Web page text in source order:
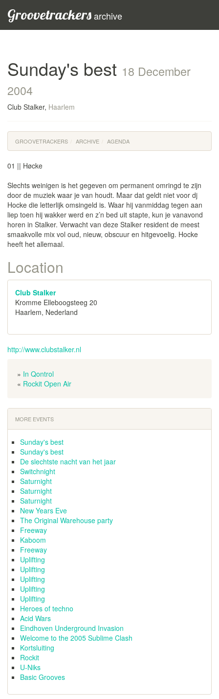
Groovetrackersarchive
Sunday's best 18 December
2004
Club Stalker, Haarlem
GROOVETRACKERS ARCHIVE AGENDA
01 || Høcke
Slechts weinigen is het gegeven om permanent omringd te zijn
door de muziek waar je van houdt. Maar dat geldt niet voor dj
Hocke die letterlijk omsingeld is. Waar hij vanmiddag tegen aan
liep toen hij wakker werd en z’n bed uit stapte, kun je vanavond
horen in Stalker. Verwacht van deze Stalker resident de meest
smaakvolle mix vol oud, nieuw, obscuur en hitgevoelig. Hocke
heeft het allemaal.
Location
Club Stalker
Kromme Elleboogsteeg 20
Haarlem, Nederland
http://www.clubstalker.nl
» In Qontrol
« Rockit Open Air
MORE EVENTS
Sunday's best
Sunday's best
De slechtste nacht van het jaar
Switchnight
Saturnight
Saturnight
Saturnight
New Years Eve
The Original Warehouse party
Freeway
Kaboom
Freeway
Uplifting
Uplifting
Uplifting
Uplifting
Uplifting
Heroes of techno
Acid Wars
Eindhoven Underground Invasion
Welcome to the 2005 Sublime Clash
Kortsluiting
Rockit
U-Niks
Basic Grooves